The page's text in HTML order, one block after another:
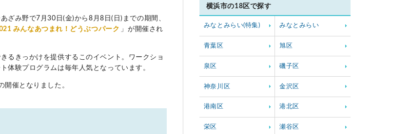
ざみ野で7月30日(金)から8月8日(日)までの期間、
みんなあつまれ！どうぶつパーク
」が開催され
るきっかけを提供するこのイベント。ワークショ
体験プログラムは毎年人気となっています。
開催となりました。
横浜市の18区で探す
みなとみらい(特集) みなとみらい
青葉区 旭区
泉区 磯子区
神奈川区 金沢区
港南区 港北区
栄区 瀬谷区